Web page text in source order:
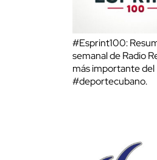
#Esprint100:
semanal de Radio
más importante del
#deportecubano.